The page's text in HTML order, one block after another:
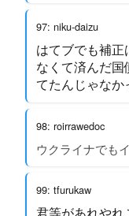
97: niku-daizu
はてブでも補
なくて済んだ
てたんじゃなか
98: roirrawedoc
ウクライナでも
99: tfurukaw